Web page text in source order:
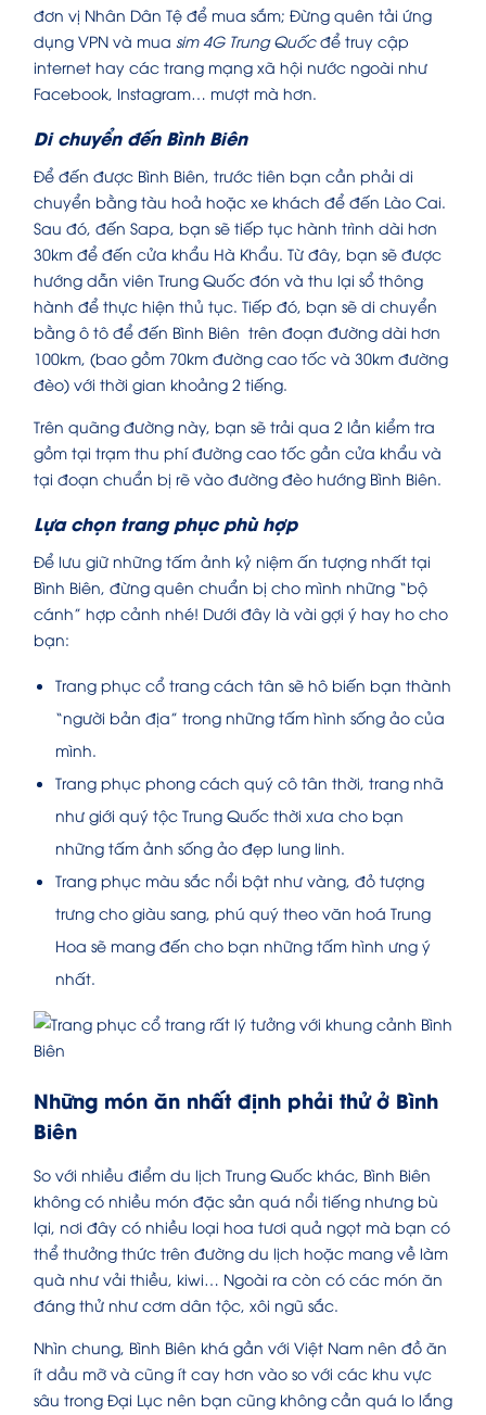
đơn vị Nhân Dân Tệ để mua sắm; Đừng quên tải ứng
dụng VPN và mua sim 4G Trung Quốcđể truy cập
internet hay các trang mạng xã hội nước ngoài như
Facebook, Instagram… mượt mà hơn.
Di chuyển đến Bình Biên
Để đến được Bình Biên, trước tiên bạn cần phải di
chuyển bằng tàu hoả hoặc xe khách để đến Lào Cai.
Sau đó, đến Sapa, bạn sẽ tiếp tục hành trình dài hơn
30km để đến cửa khẩu Hà Khẩu. Từ đây, bạn sẽ được
hướng dẫn viên Trung Quốc đón và thu lại sổ thông
hành để thực hiện thủ tục. Tiếp đó, bạn sẽ di chuyển
bằng ô tô để đến Bình Biên trên đoạn đường dài hơn
100km, (bao gồm 70km đường cao tốc và 30km đường
đèo) với thời gian khoảng 2 tiếng.
Trên quãng đường này, bạn sẽ trải qua 2 lần kiểm tra
gồm tại trạm thu phí đường cao tốc gần cửa khẩu và
tại đoạn chuẩn bị rẽ vào đường đèo hướng Bình Biên.
Lựa chọn trang phục phù hợp
Để lưu giữ những tấm ảnh kỷ niệm ấn tượng nhất tại
Bình Biên, đừng quên chuẩn bị cho mình những “bộ
cánh” hợp cảnh nhé! Dưới đây là vài gợi ý hay ho cho
bạn:
Trang phục cổ trang cách tân sẽ hô biến bạn thành
“người bản địa” trong những tấm hình sống ảo của
mình.
Trang phục phong cách quý cô tân thời, trang nhã
như giới quý tộc Trung Quốc thời xưa cho bạn
những tấm ảnh sống ảo đẹp lung linh.
Trang phục màu sắc nổi bật như vàng, đỏ tượng
trưng cho giàu sang, phú quý theo văn hoá Trung
Hoa sẽ mang đến cho bạn những tấm hình ưng ý
nhất.
Những món ăn nhất định phải thử ở Bình
Biên
So với nhiều điểm du lịch Trung Quốc khác, Bình Biên
không có nhiều món đặc sản quá nổi tiếng nhưng bù
lại, nơi đây có nhiều loại hoa tươi quả ngọt mà bạn có
thể thưởng thức trên đường du lịch hoặc mang về làm
quà như vải thiều, kiwi… Ngoài ra còn có các món ăn
đáng thử như cơm dân tộc, xôi ngũ sắc.
Nhìn chung, Bình Biên khá gần với Việt Nam nên đồ ăn
ít dầu mỡ và cũng ít cay hơn vào so với các khu vực
sâu trong Đại Lục nên bạn cũng không cần quá lo lắng